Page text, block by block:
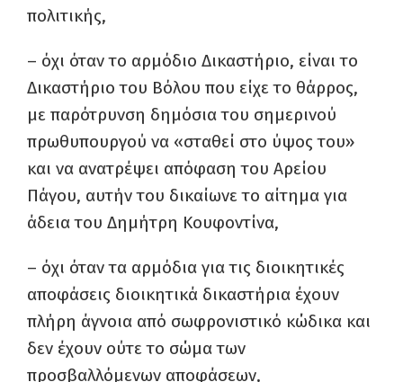
πολιτικής,
– όχι όταν το αρμόδιο Δικαστήριο, είναι το
Δικαστήριο του Βόλου που είχε το θάρρος,
με παρότρυνση δημόσια του σημερινού
πρωθυπουργού να «σταθεί στο ύψος του»
και να ανατρέψει απόφαση του Αρείου
Πάγου, αυτήν του δικαίωνε το αίτημα για
άδεια του Δημήτρη Κουφοντίνα,
– όχι όταν τα αρμόδια για τις διοικητικές
αποφάσεις διοικητικά δικαστήρια έχουν
πλήρη άγνοια από σωφρονιστικό κώδικα και
δεν έχουν ούτε το σώμα των
προσβαλλόμενων αποφάσεων,